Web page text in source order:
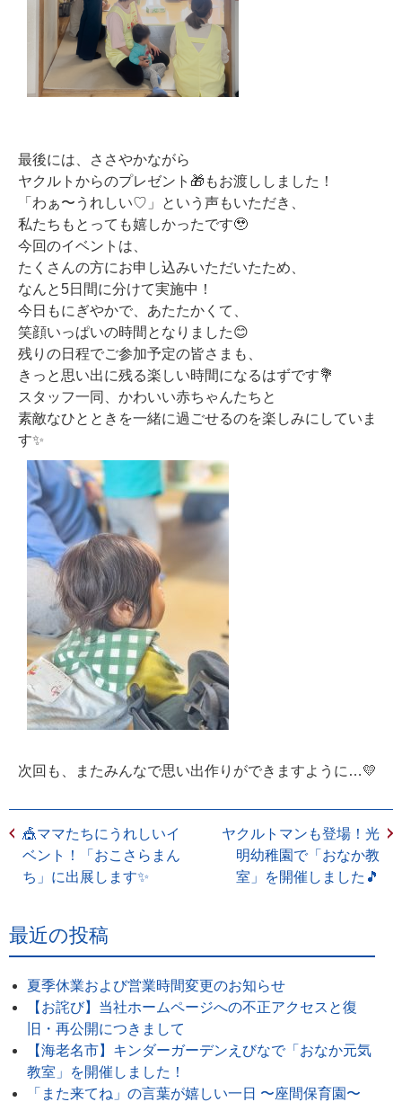
最後には、ささやかながら
ヤクルトからのプレゼント🎁 もお渡ししました！
「わぁ〜うれしい♡」という声もいただき、
私たちもとっても嬉しかったです🥹
今回のイベントは、
たくさんの方にお申し込みいただいたため
なんと5日間に分けて実施中！
今日もにぎやかで、あたたかくて、
笑顔いっぱいの時間となりました😊
残りの日程でご参加予定の皆さまも、
きっと思い出に残る楽しい時間になるはずです💐
スタッフ一同、かわいい赤ちゃんたちと
素敵なひとときを一緒に過ごせるのを楽しみにしていま
す✨
次回も、またみんなで思い出作りができますように…💛
🎪ママたちにうれしいイ
ベント！「おこさらまん
ち」に出展します✨
ヤクルトマンも登場！光
明幼稚園で「おなか教
室」を開催しました🎵
最近の投稿
夏季休業および営業時間変更のお知らせ
【お詫び】当社ホームページへの不正アクセスと復
旧・再公開につきまして
【海老名市】キンダーガーデンえびなで「おなか元気
教室」を開催しました！
「また来てね」の言葉が嬉しい一日 〜座間保育園〜